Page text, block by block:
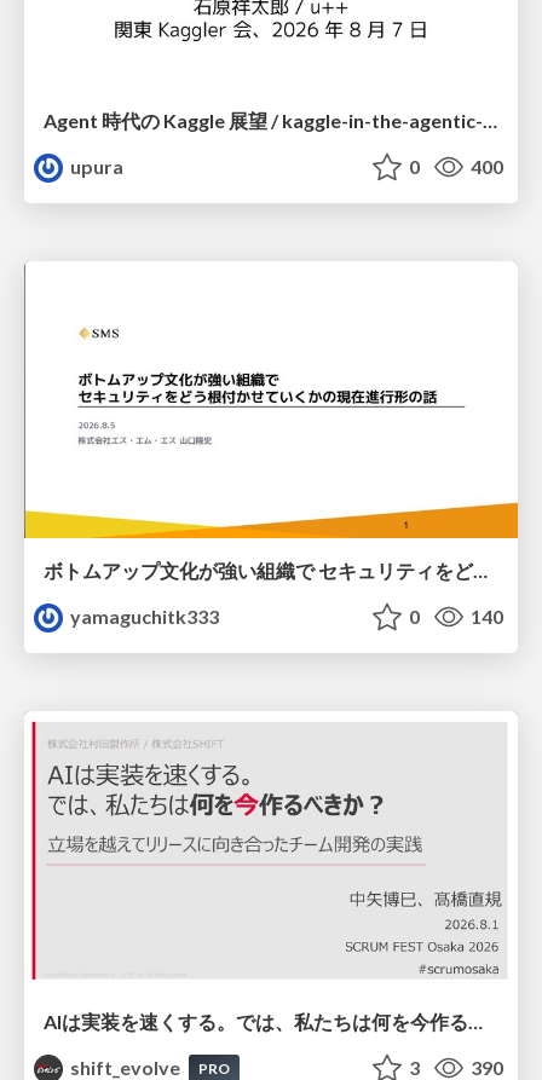
Agent 時代の Kaggle 展望 / kaggle-in-the-agentic-era
upura
0 400
ボトムアップ文化が強い組織で セキュリティをどう根付かせていくかの現在進行形の話 / Making Security Stick in a Bottom-Up Organization
yamaguchitk333
0 140
shift_evolve
PRO 3 390